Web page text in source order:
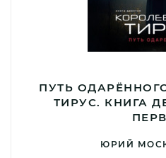
ПУТЬ
ТИРУС. КНИГА
ЮРИЙ